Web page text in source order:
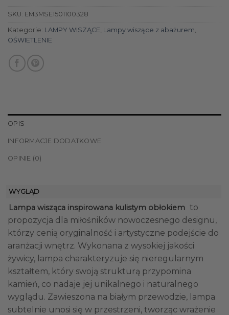
SKU: EM3MSE1501100328
Kategorie: LAMPY WISZĄCE, Lampy wiszące z abażurem,
OŚWIETLENIE
OPIS
INFORMACJE DODATKOWE
OPINIE (0)
WYGLĄD
Lampa wisząca inspirowana kulistym obłokiem to
propozycja dla miłośników nowoczesnego designu,
którzy cenią oryginalność i artystyczne podejście do
aranżacji wnętrz. Wykonana z wysokiej jakości
żywicy, lampa charakteryzuje się nieregularnym
kształtem, który swoją strukturą przypomina
kamień, co nadaje jej unikalnego i naturalnego
wyglądu. Zawieszona na białym przewodzie, lampa
subtelnie unosi się w przestrzeni, tworząc wrażenie